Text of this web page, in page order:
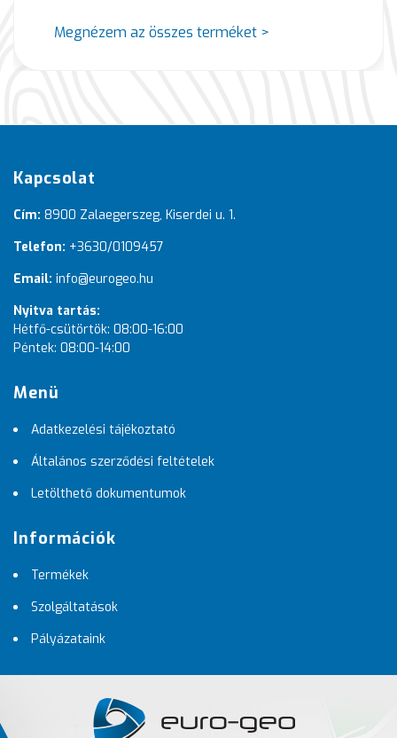
Megnézem az összes terméket >
Kapcsolat
Cím: 8900 Zalaegerszeg, Kiserdei u. 1.
Telefon: +3630/0109457
Email: info@eurogeo.hu
Nyitva tartás:
Hétfő-csütörtök: 08:00-16:00
Péntek: 08:00-14:00
Menü
Adatkezelési tájékoztató
Általános szerződési feltételek
Letölthető dokumentumok
Információk
Termékek
Szolgáltatások
Pályázataink